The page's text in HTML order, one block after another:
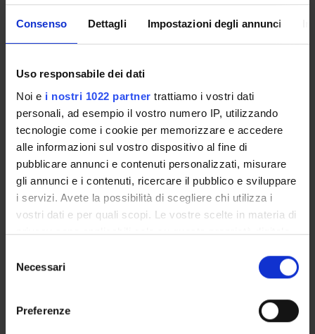
Consenso Dettagli Impostazioni degli annunci
Uso responsabile dei dati
Noi e i nostri 1022 partner trattiamo i vostri dati
personali, ad esempio il vostro numero IP, utilizzando
tecnologie come i cookie per memorizzare e accedere
alle informazioni sul vostro dispositivo al fine di
pubblicare annunci e contenuti personalizzati, misurare
gli annunci e i contenuti, ricercare il pubblico e sviluppare
i servizi. Avete la possibilità di scegliere chi utilizza i
vostri dati e per quali scopi. Le vostre scelte in materia di
privacy sono applicabili solo su questa proprietà digitale
modificare o revocare il proprio consenso in qualsiasi
momento dalla Dichiarazione sui cookie o facendo clic
delNecessari
Preferenze
Lesson timetable
Notices
Thesis and internship proposals
Governing bodies
Faculty staff
Scholarships and Grants
Housing service
Documents
COURSES
TRAINING